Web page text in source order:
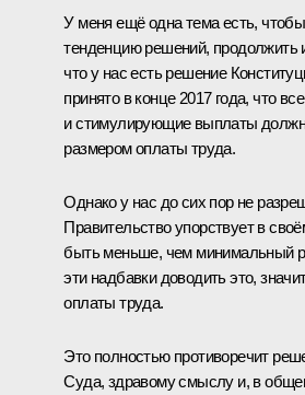
У меня ещё одна тема есть,
тенденцию решений,
что у нас есть решение
принято в конце 2017 года, что
и стимулирующие выплаты
размером оплаты труда.
Однако у нас до сих пор не
Правительство упорствует в
быть меньше, чем минимальный
эти надбавки доводить это,
оплаты труда.
Это полностью противоречит
Суда, здравому смыслу и, в